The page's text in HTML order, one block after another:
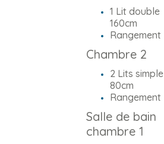
1 Lit double
160cm
Rangement
Chambre 2
2 Lits simple
80cm
Rangement
Salle de bain
chambre 1